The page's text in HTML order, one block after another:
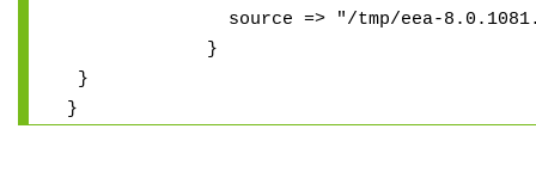
source => "/tmp/eea-
}
}
}